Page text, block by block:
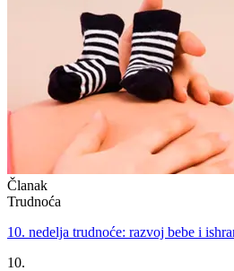
Članak
Trudnoća
10. nedelja trudnoće: razvoj bebe i
10.